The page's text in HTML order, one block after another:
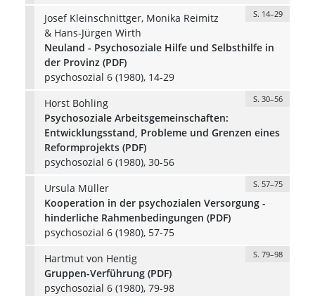
Josef Kleinschnittger, Monika Reimitz
& Hans-Jürgen Wirth
S. 14–29
Neuland - Psychosoziale Hilfe und Selbsthilfe in
der Provinz (PDF)
psychosozial 6 (1980), 14-29
Horst Bohling
S. 30–56
Psychosoziale Arbeitsgemeinschaften:
Entwicklungsstand, Probleme und Grenzen eines
Reformprojekts (PDF)
psychosozial 6 (1980), 30-56
Ursula Müller
S. 57–75
Kooperation in der psychozialen Versorgung -
hinderliche Rahmenbedingungen (PDF)
psychosozial 6 (1980), 57-75
Hartmut von Hentig
S. 79–98
Gruppen-Verführung (PDF)
psychosozial 6 (1980), 79-98